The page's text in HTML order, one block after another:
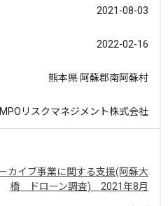
2021-08-03
2022-02-16
熊本県 阿蘇郡南阿蘇村
リスクマネジメント株式会社
カイブ事業に関する支援(阿蘇大
橋 ドローン調査) 2021年8月